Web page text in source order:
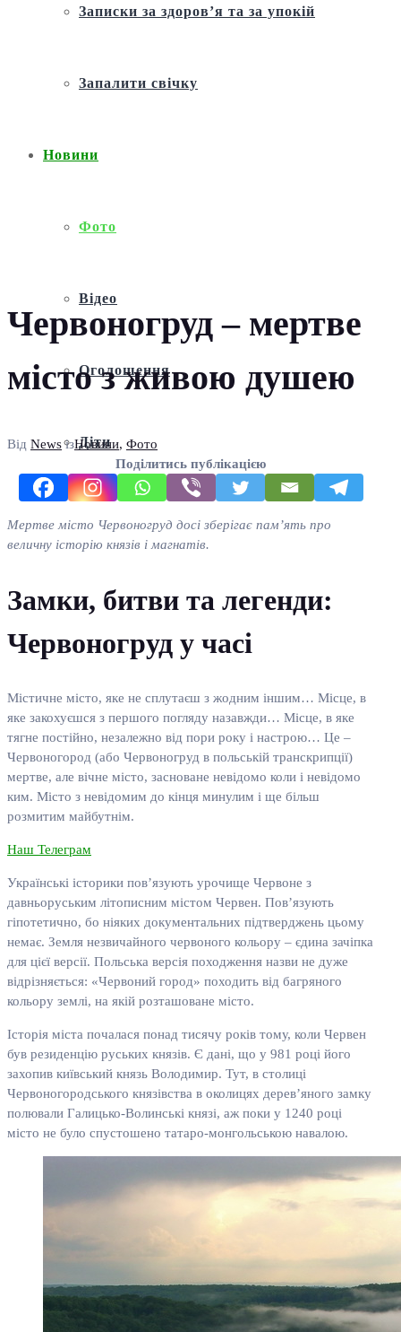
Записки за здоров’я та за упокій
Запалити свічку
Новини
Фото
Відео
Оголошення
Діти
Червоногруд – мертве
місто з живою душею
Від News ізНовини, Фото
Поділитись публікацією
Мертве місто Червоногруд досі зберігає пам’ять про
величну історію князів і магнатів.
Замки, битви та легенди:
Червоногруд у часі
Містичне місто, яке не сплутаєш з жодним іншим… Місце, в
яке закохуєшся з першого погляду назавжди… Місце, в яке
тягне постійно, незалежно від пори року і настрою… Це –
Червоногород (або Червоногруд в польській транскрипції)
мертве, але вічне місто, засноване невідомо коли і невідомо
ким. Місто з невідомим до кінця минулим і ще більш
розмитим майбутнім.
Наш Телеграм
Українські історики пов’язують урочище Червоне з
давньоруським літописним містом Червен. Пов’язують
гіпотетично, бо ніяких документальних підтверджень цьому
немає. Земля незвичайного червоного кольору – єдина зачіпка
для цієї версії. Польська версія походження назви не дуже
відрізняється: «Червоний город» походить від багряного
кольору землі, на якій розташоване місто.
Історія міста почалася понад тисячу років тому, коли Червен
був резиденцію руських князів. Є дані, що у 981 році його
захопив київський князь Володимир. Тут, в столиці
Червоногородського князівства в околицях дерев’яного замку
полювали Галицько-Волинські князі, аж поки у 1240 році
місто не було спустошено татаро-монгольською навалою.